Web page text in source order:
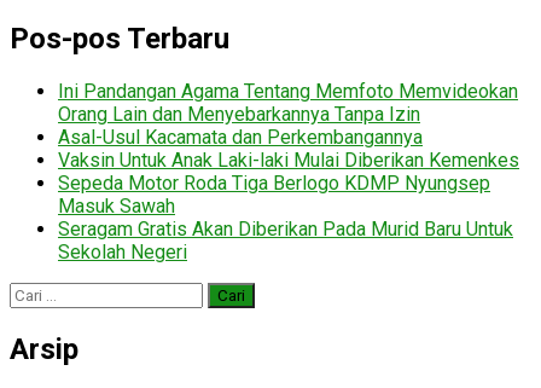
Pos-pos Terbaru
Ini Pandangan Agama Tentang Memfoto Memvideokan
Orang Lain dan Menyebarkannya Tanpa Izin
Asal-Usul Kacamata dan Perkembangannya
Vaksin Untuk Anak Laki-laki Mulai Diberikan Kemenkes
Sepeda Motor Roda Tiga Berlogo KDMP Nyungsep
Masuk Sawah
Seragam Gratis Akan Diberikan Pada Murid Baru Untuk
Sekolah Negeri
Cari
untuk:
Arsip